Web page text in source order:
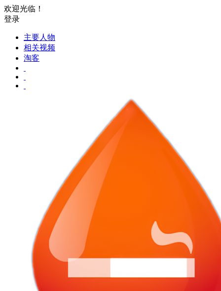
欢迎光临！
登录
主要人物
相关视频
淘客